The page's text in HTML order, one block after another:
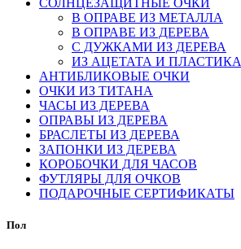
СОЛНЦЕЗАЩИТНЫЕ ОЧКИ
В ОПРАВЕ ИЗ МЕТАЛЛА
В ОПРАВЕ ИЗ ДЕРЕВА
С ДУЖКАМИ ИЗ ДЕРЕВА
ИЗ АЦЕТАТА И ПЛАСТИКА
АНТИБЛИКОВЫЕ ОЧКИ
ОЧКИ ИЗ ТИТАНА
ЧАСЫ ИЗ ДЕРЕВА
ОПРАВЫ ИЗ ДЕРЕВА
БРАСЛЕТЫ ИЗ ДЕРЕВА
ЗАПОНКИ ИЗ ДЕРЕВА
КОРОБОЧКИ ДЛЯ ЧАСОВ
ФУТЛЯРЫ ДЛЯ ОЧКОВ
ПОДАРОЧНЫЕ СЕРТИФИКАТЫ
Пол